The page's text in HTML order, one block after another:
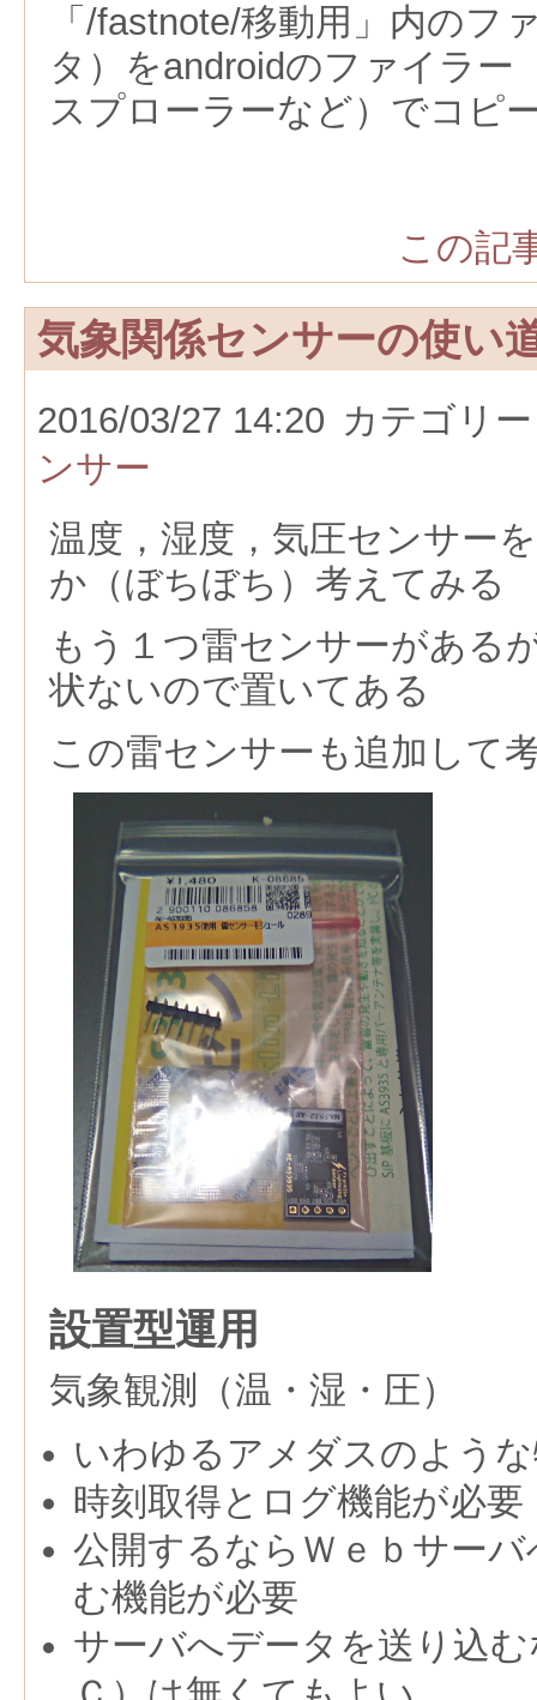
「/fastnote/移動用」内のフ
タ）をandroidのファイラー
スプローラーなど）でコピ
この記
気象関係センサーの使い
2016/03/27 14:20 カテゴリ
ンサー
温度，湿度，気圧センサー
か（ぼちぼち）考えてみる
もう１つ雷センサーがある
状ないので置いてある
この雷センサーも追加して
設置型運用
気象観測（温・湿・圧）
いわゆるアメダスのよう
時刻取得とログ機能が必要
公開するならＷｅｂサー
む機能が必要
サーバへデータを送り込